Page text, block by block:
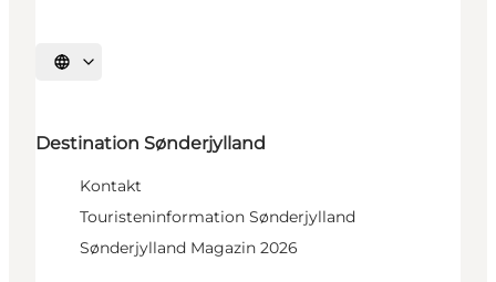
Sprache auswählen
Destination Sønderjylland
Kontakt
Touristeninformation Sønderjylland
Sønderjylland Magazin 2026